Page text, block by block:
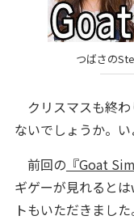
つばさの
クリスマスも終わ
ないでしょうか。
前回の 『Goat
ギゲーが見れると
トもいただきまし